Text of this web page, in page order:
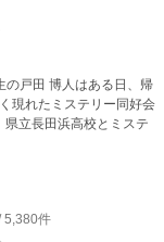
の戸田 博人はある日、帰
現れたミステリー同好会
立長田浜高校とミステ
5,380件